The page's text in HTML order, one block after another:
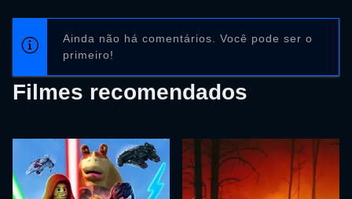
Ainda não há comentários. Você pode ser o
primeiro!
Filmes recomendados